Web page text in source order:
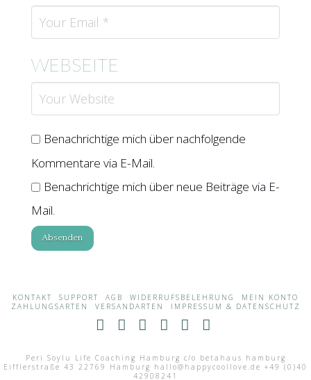
WEBSEITE
Benachrichtige mich über nachfolgende
Kommentare via E-Mail.
Benachrichtige mich über neue Beiträge via E-
Mail.
KONTAKT SUPPORT AGB WIDERRUFSBELEHRUNG
MEIN KONTO
ZAHLUNGSARTEN
VERSANDARTEN IMPRESSUM & DATENSCHUTZ
Peri Soylu Life Coaching Hamburg c/o betahaus hamburg
Eifflerstraße 43 22769 Hamburg hallo@happycoollove.de +49 (0)40
42908241